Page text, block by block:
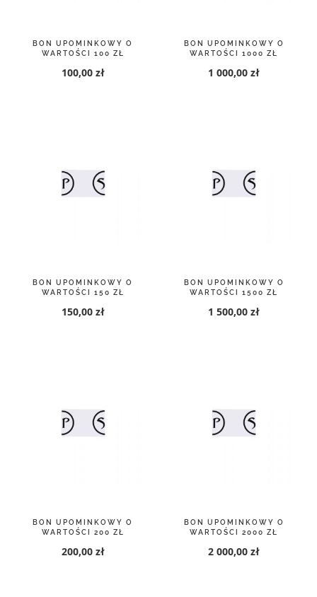
BON UPOMINKOWY O
WARTOŚCI 100 ZŁ
100,00 zł
BON UPOMINKOWY O
WARTOŚCI 1000 ZŁ
1 000,00 zł
BON UPOMINKOWY O
WARTOŚCI 150 ZŁ
150,00 zł
BON UPOMINKOWY O
WARTOŚCI 1500 ZŁ
1 500,00 zł
BON UPOMINKOWY O
WARTOŚCI 200 ZŁ
200,00 zł
BON UPOMINKOWY O
WARTOŚCI 2000 ZŁ
2 000,00 zł